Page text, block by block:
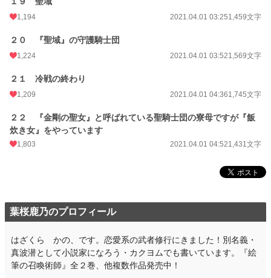
1,194 2021.04.01 03:251,459文字
２０ 『聖域』の守護騎士団
1,224 2021.04.01 03:521,569文字
２１ 冷戦の終わり
1,209 2021.04.01 04:361,745文字
２２ 『金剛の聖女』と呼ばれている聖騎士団の寮母ですが『飯
炊き女』をやっています
1,803 2021.04.01 04:521,431文字
葉桜鹿乃のプロフィール
はざくら かの、です。恋愛系の武者修行にきました！別名義・
真波潜として小説家になろう・カクヨムでも書いています。『絵
筆の召喚術師』全２巻、他複数作品発売中！